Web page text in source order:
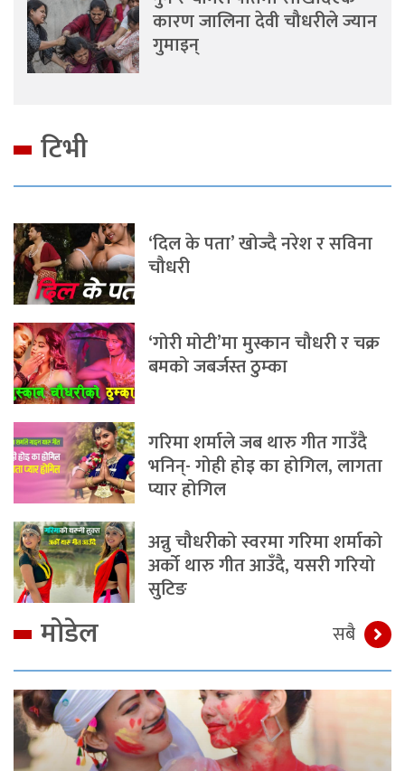
कारण जालिना देवी चौधरीले ज्यान
गुमाइन्
टिभी
‘दिल के पता’ खोज्दै नरेश र सविना
चौधरी
‘गोरी मोटी’मा मुस्कान चौधरी र चक्र
बमको जबर्जस्त ठुम्का
गरिमा शर्माले जब थारु गीत गाउँदै
भनिन्- गोही होइ का होगिल, लागता
प्यार होगिल
अन्नु चौधरीको स्वरमा गरिमा शर्माको
अर्को थारु गीत आउँदै, यसरी गरियो
सुटिङ
मोडेल सबै